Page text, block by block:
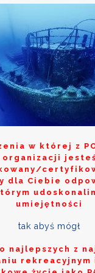
w której z
organizacji jesteś
dla Ciebie
umiejętności
tak abyś mógł
najlepszych z
rekreacyjnym